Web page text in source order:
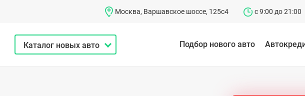
Москва, Варшавское шоссе, 125с4 c 9:00 до 21:00
Каталог новых авто Подбор нового авто